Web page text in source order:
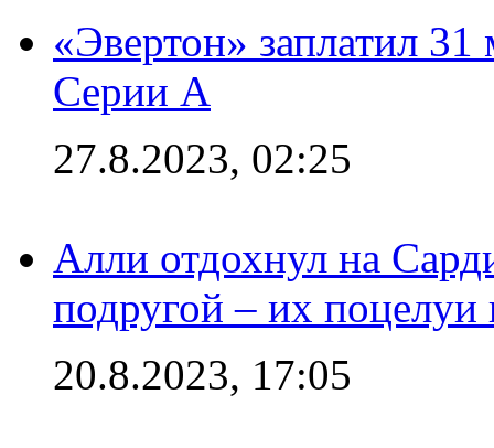
«Эвертон» заплатил
Серии А
27.8.2023, 02:25
Алли отдохнул на
подругой – их поцелуи
20.8.2023, 17:05